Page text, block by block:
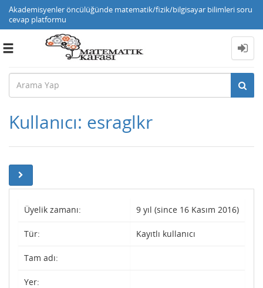
Akademisyenler öncülüğünde matematik/fizik/bilgisayar bilimleri soru
cevap platformu
Toggle
Kullanıcı: esraglkr
Üyelik zamanı: 9 yıl (since 16 Kasım 2016)
Tür: Kayıtlı kullanıcı
Tam adı:
Yer: